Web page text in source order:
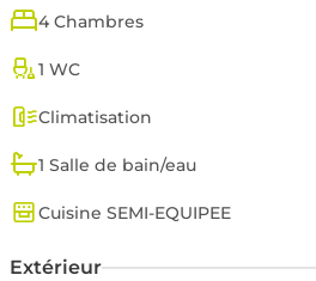
4 Chambres
1 WC
Climatisation
1 Salle de bain/eau
Cuisine SEMI-EQUIPEE
Extérieur